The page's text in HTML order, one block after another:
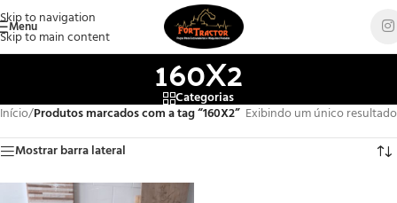
Skip to navigation
Skip to main content
Menu
160X2
Categorias
Início/Produtos marcados com a tag “160X2” Exibindo um único resultado
Mostrar barra lateral